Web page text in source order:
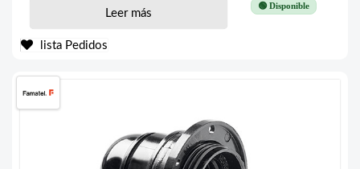
🟢 Disponible
Leer más
lista Pedidos